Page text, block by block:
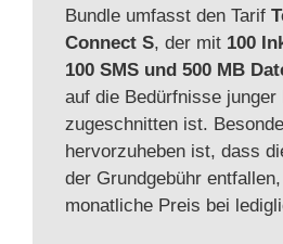
Bundle umfasst den Tarif
Connect S, der mit 100
100 SMS und 500 MB
auf die Bedürfnisse junger
zugeschnitten ist.
hervorzuheben ist, dass
der Grundgebühr
monatliche Preis bei